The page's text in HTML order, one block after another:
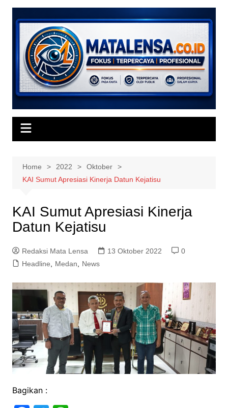
Skip
content
Home 2022
Oktober
KAI Sumut Apresiasi Kinerja Datun Kejatisu
KAI Sumut Apresiasi Kinerja
Datun Kejatisu
Redaksi Mata Lensa 13 Oktober 2022
0
Headline
Medan News
Bagikan :